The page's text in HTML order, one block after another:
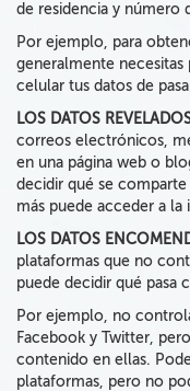
de residencia y número
Por ejemplo, para
generalmente
celular tus datos de
LOS DATOS
correos electrónicos,
en una página web o
decidir qué se
más puede acceder a
LOS DATOS
plataformas que no
puede decidir qué pasa
Por ejemplo, no
Facebook y Twitter,
contenido en ellas.
plataformas, pero no